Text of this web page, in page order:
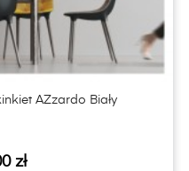
AZzardo Biały
zł